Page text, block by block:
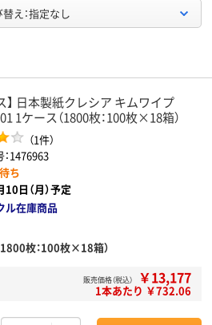
え：指定なし
】 日本製紙クレシア キムワイプ
1ケース（1800枚：100枚×18箱）
（1件）
1476963
ち
10日（月）予定
ル在庫商品
枚：100枚×18箱）
販売価格（税込） ￥13,177
1本あたり ￥732.06